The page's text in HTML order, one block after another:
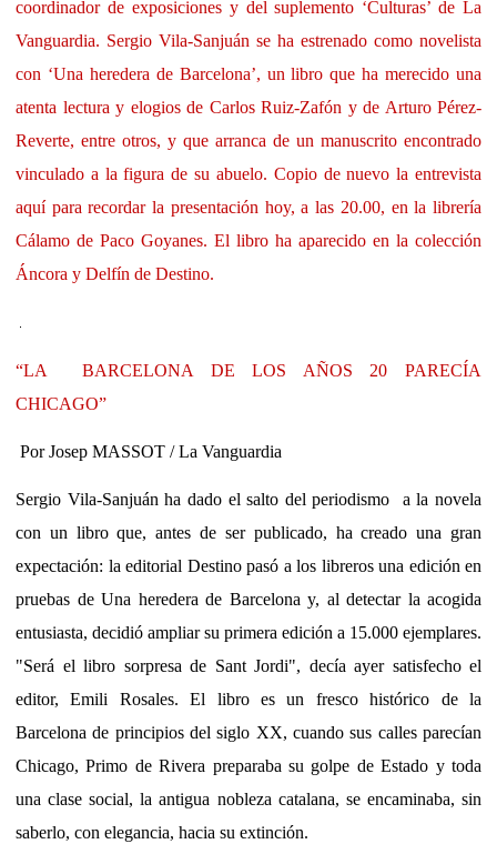
coordinador de exposiciones y del suplemento ‘Culturas’ de La
Vanguardia. Sergio Vila-Sanjuán se ha estrenado como novelista
con ‘Una heredera de Barcelona’, un libro que ha merecido una
atenta lectura y elogios de Carlos Ruiz-Zafón y de Arturo Pérez-
Reverte, entre otros, y que arranca de un manuscrito encontrado
vinculado a la figura de su abuelo. Copio de nuevo la entrevista
aquí para recordar la presentación hoy, a las 20.00, en la librería
Cálamo de Paco Goyanes. El libro ha aparecido en la colección
Áncora y Delfín de Destino.
“LA
BARCELONA DE LOS AÑOS 20 PARECÍA
CHICAGO”
Por Josep MASSOT / La Vanguardia
Sergio Vila-Sanjuánha dado el salto del periodismo a la novela
con un libro que, antes de ser publicado, ha creado una gran
expectación: la editorial Destino pasó a los libreros una edición en
pruebas de Una heredera de Barcelona y, al detectar la acogida
entusiasta, decidió ampliar su primera edición a 15.000 ejemplares.
"Será el libro sorpresa de Sant Jordi", decía ayer satisfecho el
editor, Emili Rosales. El libro es un fresco histórico de la
Barcelona de principios del siglo XX, cuando sus calles parecían
Chicago, Primo de Rivera preparaba su golpe de Estado y toda
una clase social, la antigua nobleza catalana, se encaminaba, sin
saberlo, con elegancia, hacia su extinción.